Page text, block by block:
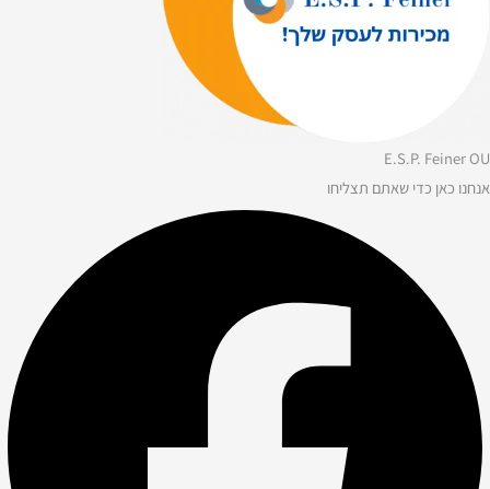
E.S.P. Feiner OU
אנחנו כאן כדי שאתם תצליחו